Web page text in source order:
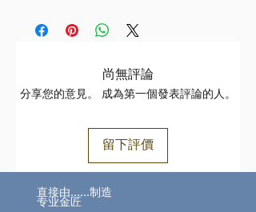
มีบริการชุบ ล้าง ซ่อมใหม่ ฟรีค่าแรง
ภายในระยะเวลารับประกัน
ราคาทอง ขึ้น/ลง ตามประกาศของสมาคม
ค้าทองคำฯ
สินค้าทองล้วนราคาขึ้นอยู่กับราคาทองตาม
สมาคม
ทอง https://www.goldtraders.or.th/
ได้ที่ FAQ
尚無評論
分享您的意見。 成為第一個發表評論的人。
留下評價
直接由……制造
专业金匠